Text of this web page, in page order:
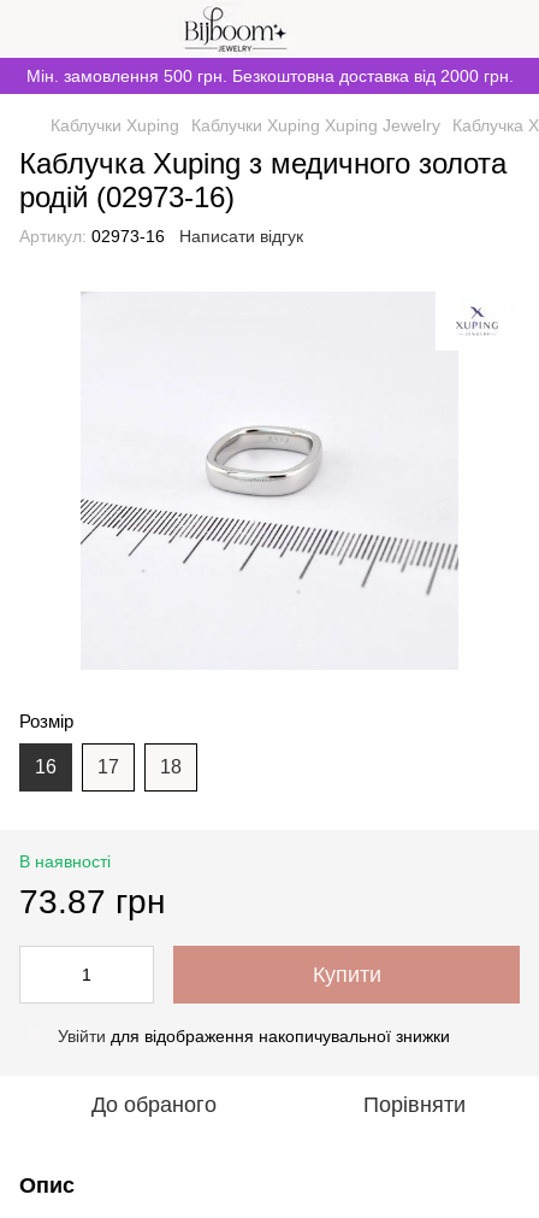
Мін. замовлення 500 грн. Безкоштовна доставка від 2000 грн.
Каблучки Xuping Каблучки Xuping Xuping Jewelry Каблучка
Каблучка Xuping з медичного золота
родій (02973-16)
Артикул: 02973-16 Написати відгук
Розмір
16 17 18
В наявності
73.87 грн
Купити
Увійти для відображення накопичувальної знижки
До обраного Порівняти
Опис